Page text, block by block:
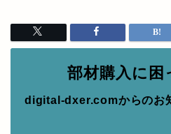
部材購入に困
digital-dxer.comからのお